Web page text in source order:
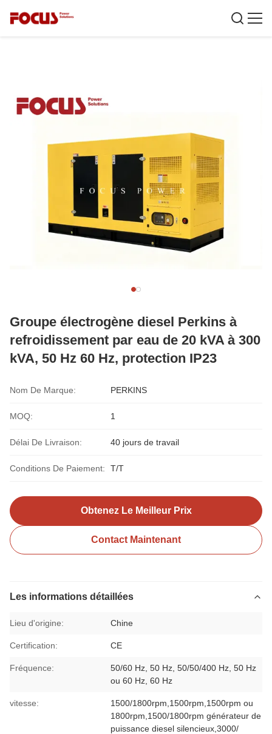
Groupe électrogène diesel Perkins à
refroidissement par eau de 20 kVA à 300
kVA, 50 Hz 60 Hz, protection IP23
Nom De Marque: PERKINS
MOQ: 1
Délai De Livraison: 40 jours de travail
Conditions De Paiement: T/T
Obtenez Le Meilleur Prix
Contact Maintenant
Les informations détaillées
Lieu d'origine: Chine
Certification: CE
Fréquence:
50/60 Hz, 50 Hz, 50/50/400 Hz, 50 Hz
ou 60 Hz, 60 Hz
vitesse:
1500/1800rpm,1500rpm,1500rpm ou
1800rpm,1500/1800rpm générateur de
puissance diesel silencieux,3000/